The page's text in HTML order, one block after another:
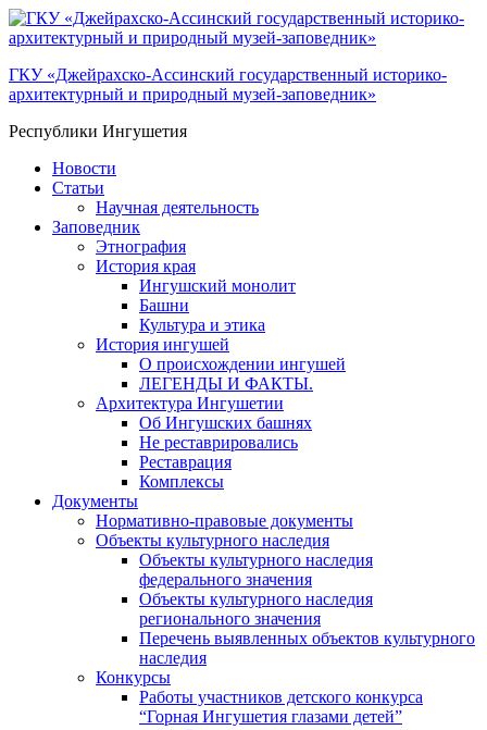
ГКУ «Джейрахско-Ассинcкий государственный историко-
архитектурный и природный музей-заповедник»
Республики Ингушетия
Новости
Статьи
Научная деятельность
Заповедник
Этнография
История края
Ингушский монолит
Башни
Культура и этика
История ингушей
О происхождении ингушей
ЛЕГЕНДЫ И ФАКТЫ.
Архитектура Ингушетии
Об Ингушских башнях
Не реставрировались
Реставрация
Комплексы
Документы
Нормативно-правовые документы
Объекты культурного наследия
Объекты культурного наследия
федерального значения
Объекты культурного наследия
регионального значения
Перечень выявленных объектов культурного
наследия
Конкурсы
Работы участников детского конкурса
“Горная Ингушетия глазами детей”